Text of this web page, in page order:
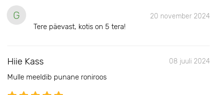
G 20 november 2024
Tere päevast, kotis on 5 tera!
Hiie Kass 08 juuli 2024
Mulle meeldib punane roniroos